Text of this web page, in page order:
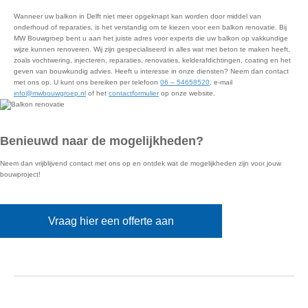
Wanneer uw balkon in Delft niet meer opgeknapt kan worden door middel van
onderhoud of reparaties, is het verstandig om te kiezen voor een balkon renovatie. Bij
MW Bouwgroep bent u aan het juiste adres voor experts die uw balkon op vakkundige
wijze kunnen renoveren. Wij zijn gespecialiseerd in alles wat met beton te maken heeft,
zoals vochtwering, injecteren, reparaties, renovaties, kelderafdichtingen, coating en het
geven van bouwkundig advies. Heeft u interesse in onze diensten? Neem dan contact
met ons op. U kunt ons bereiken per telefoon 06 – 54658520 , e-mail
info@mwbouwgroep.nl of het contactformulierop onze website.
Benieuwd naar de mogelijkheden?
Neem dan vrijblijvend contact met ons op en ontdek wat de mogelijkheden zijn voor jouw
bouwproject!
Vraag hier een offerte aan